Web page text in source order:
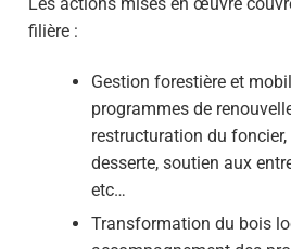
filière :
Gestion forestière et
programmes de
restructuration du
desserte, soutien aux
etc…
Transformation du bois